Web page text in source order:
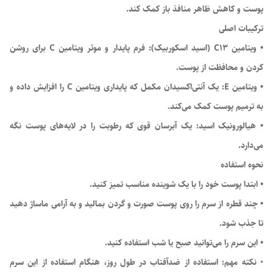
پوست و کاهش ظاهر منافذ باز کمک کند.
ترکیبات اصلی
• ویتامین C13 (اسید اسکوربیک): فرم پایدار و موثر ویتامین C برای روشن
کردن و محافظت از پوست.
• ویتامین E: یک آنتی‌اکسیدان مکمل که پایداری ویتامین C را افزایش داده و
به ترمیم پوست کمک می‌کند.
• هیالورونیک اسید: یک آبرسان قوی که رطوبت را در لایه‌های پوست نگه
می‌دارد.
نحوه استفاده
• ابتدا پوست خود را با یک شوینده مناسب تمیز کنید.
• چند قطره از سرم را روی پوست صورت و گردن بمالید و به آرامی ماساژ دهید
تا جذب شود.
• این سرم را می‌توانید صبح یا شب استفاده کنید.
• نکته مهم: استفاده از ضدآفتاب در طول روز، هنگام استفاده از این سرم